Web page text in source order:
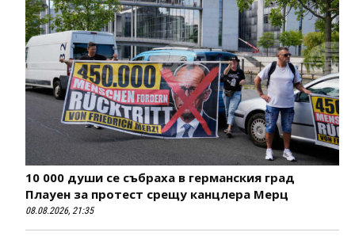
10 000 души се събраха в германския град
Плауен за протест срещу канцлера Мерц
08.08.2026, 21:35